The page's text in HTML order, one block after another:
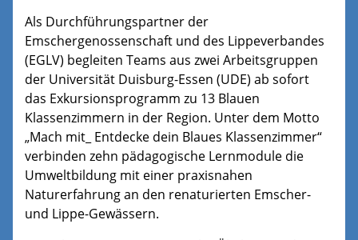
Als Durchführungspartner der
Emschergenossenschaft und des Lippeverbandes
(EGLV) begleiten Teams aus zwei Arbeitsgruppen
der Universität Duisburg-Essen (UDE) ab sofort
das Exkursionsprogramm zu 13 Blauen
Klassenzimmern in der Region. Unter dem Motto
„Mach mit_ Entdecke dein Blaues Klassenzimmer“
verbinden zehn pädagogische Lernmodule die
Umweltbildung mit einer praxisnahen
Naturerfahrung an den renaturierten Emscher-
und Lippe-Gewässern.